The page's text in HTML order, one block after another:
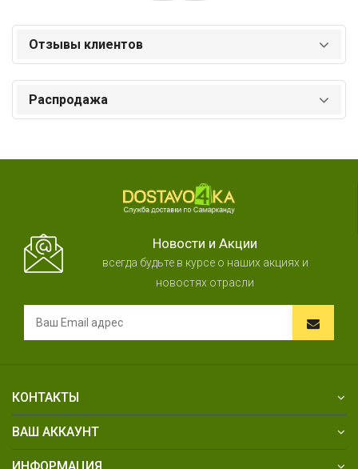
Отзывы клиентов
Распродажа
Новости и Акции
всегда будьте в курсе о наших акциях и
новостях отрасли
КОНТАКТЫ
ВАШ АККАУНТ
ИНФОРМАЦИЯ